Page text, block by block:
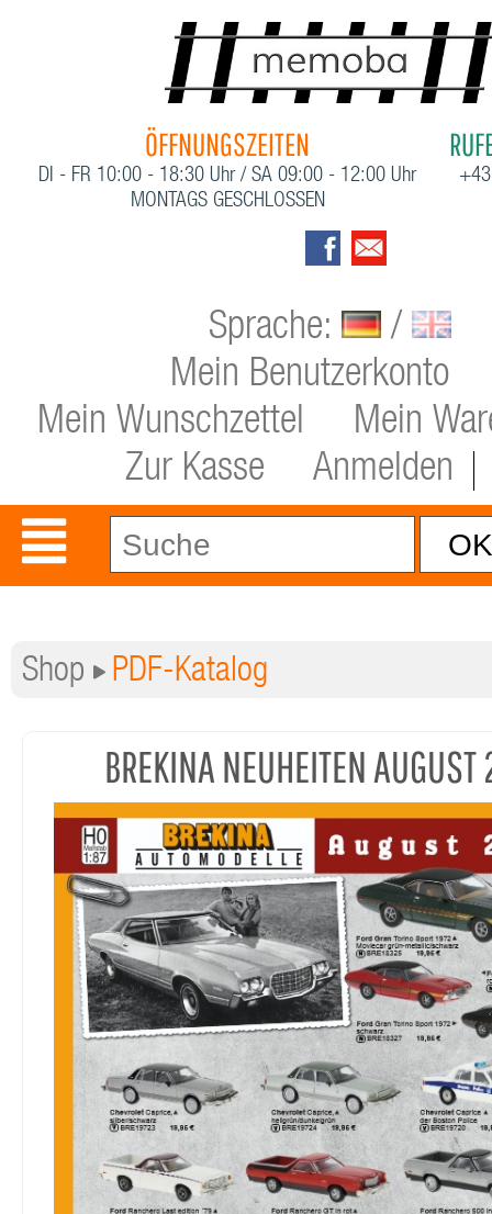
ÖFFNUNGSZEITEN
DI - FR 10:00 - 18:30 Uhr / SA 09:00 - 12:00 Uhr
MONTAGS GESCHLOSSEN
Sprache:
/
Mein Benutzerkonto
Mein Wunschzettel
Mein
Zur Kasse
Anmelden
Shop PDF-Katalog
BREKINA NEUHEITEN